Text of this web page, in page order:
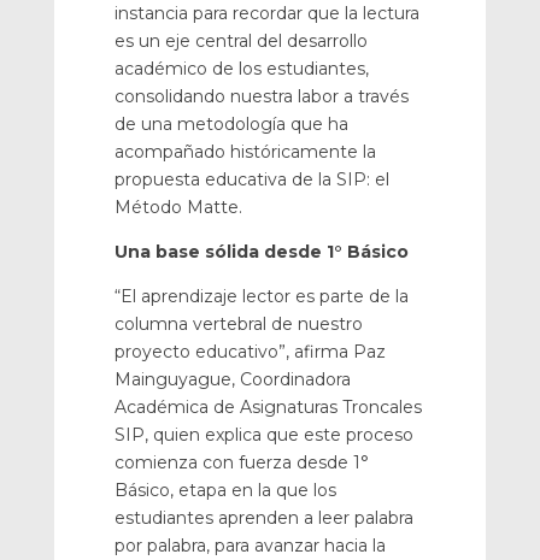
instancia para recordar que la lectura
es un eje central del desarrollo
académico de los estudiantes,
consolidando nuestra labor a través
de una metodología que ha
acompañado históricamente la
propuesta educativa de la SIP: el
Método Matte.
Una base sólida desde 1° Básico
“El aprendizaje lector es parte de la
columna vertebral de nuestro
proyecto educativo”, afirma Paz
Mainguyague, Coordinadora
Académica de Asignaturas Troncales
SIP, quien explica que este proceso
comienza con fuerza desde 1°
Básico, etapa en la que los
estudiantes aprenden a leer palabra
por palabra, para avanzar hacia la